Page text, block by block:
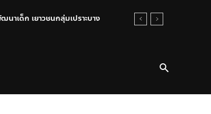
าเด็ก เยาวชนกลุ่มเปราะบาง